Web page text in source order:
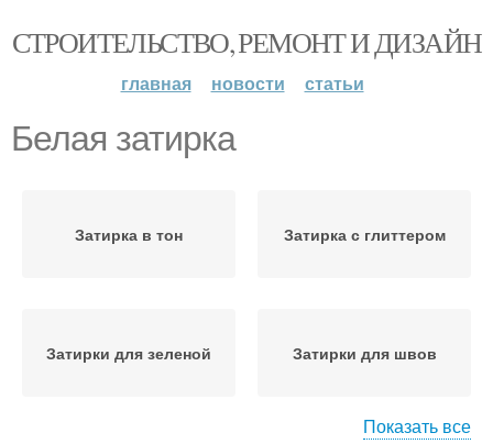
СТРОИТЕЛЬСТВО, РЕМОНТ И ДИЗАЙН
главная новости статьи
Белая затирка
Затирка в тон Затирка с глиттером
Затирки для зеленой Затирки для швов
Показать все